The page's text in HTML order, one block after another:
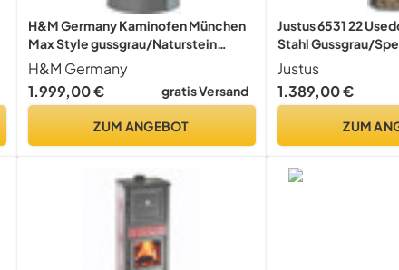
H&M Germany Kaminofen München
Max Style gussgrau/Naturstein
150mm Rauchrohranschluss 8kw
Holzofen Kohle Schwedenofen
Steinverkleidung
H&M Germany
1.999,00 €
gratis Versand
ZUM ANGEBOT
Justus 6531 22
Stahl Gussgrau/
Justus
1.389,00 €
ZUM